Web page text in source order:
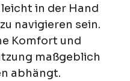
in der Hand
navigieren sein.
Komfort und
maßgeblich
abhängt.